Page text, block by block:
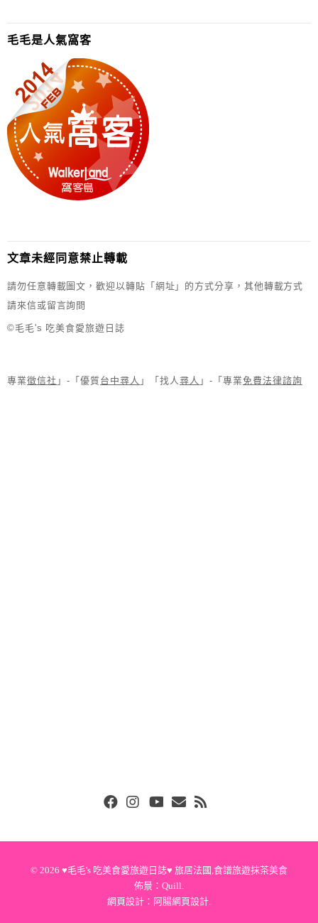
毛毛是人氣窩客
文章未經同意禁止轉載
請勿任意轉載圖文，歡迎以轉貼「網址」的方式分享，其他轉載方式
請來信或留言詢問
©毛毛's 吃美食愛旅遊日誌
專業徵信社 」-「優質台中尋人 」「找人尋人 」-「專業免費法律諮詢
© 2026 ♥毛毛's 吃美食愛旅遊日誌♥ 旅居法國,食譜旅遊抹茶美食
佈景： Quill.
網頁設計： 阿腸網頁設計.